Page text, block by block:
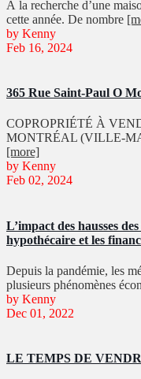
À la recherche d’une
cette année. De nombre
by Kenny
Feb 16, 2024
365 Rue Saint-Paul O
COPROPRIÉTÉ À
MONTRÉAL (VILLE-
[more]
by Kenny
Feb 02, 2024
L’impact des hausses
hypothécaire et les
Depuis la pandémie, les
plusieurs phénomènes
by Kenny
Dec 01, 2022
LE TEMPS DE